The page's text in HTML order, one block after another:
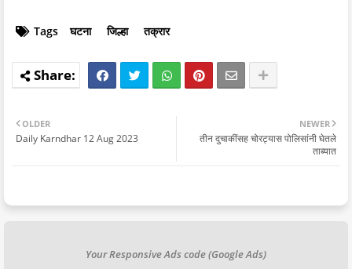
Tags घटना जिल्हा तक्रार
NEWER
तीन दुचाकींसह चोरट्यास पोलिसांनी घेतले
ताब्यात
OLDER
Daily Karndhar 12 Aug 2023
Your Responsive Ads code (Google Ads)